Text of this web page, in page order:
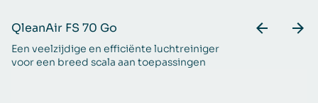
QleanAir FS 70 Go
Een veelzijdige en efficiënte luchtreiniger
voor een breed scala aan toepassingen